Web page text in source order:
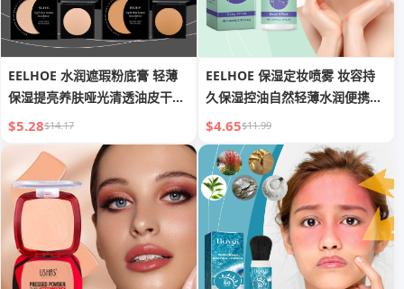
EELHOE 水润遮瑕粉底膏 轻薄
保湿提亮养肤哑光清透油皮干皮
适用
$5.28$14.17
EELHOE 保湿定妆喷雾 妆容持
久保湿控油自然轻薄水润便携定
妆喷雾
$4.65$11.99